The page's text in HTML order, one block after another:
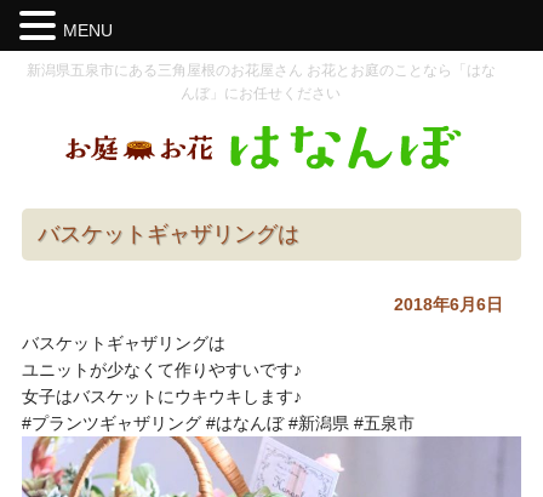
新潟県五泉市にある三角屋根のお花屋さん お花とお庭のことなら「はな
んぼ」にお任せください
バスケットギャザリングは
2018年6月6日
バスケットギャザリングは
ユニットが少なくて作りやすいです♪
女子はバスケットにウキウキします♪
#プランツギャザリング #はなんぼ #新潟県 #五泉市
MENU